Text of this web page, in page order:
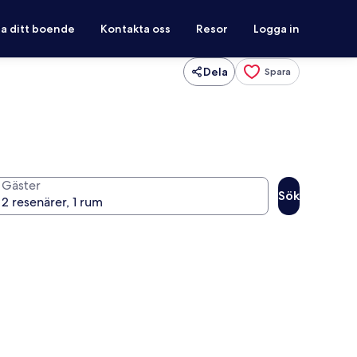
ditt boende Kontakta oss Resor Logga in
Dela Spara
Gäster
Sök